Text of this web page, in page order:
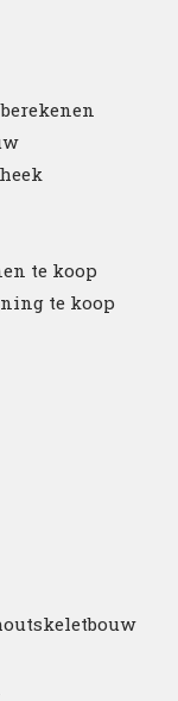
te koop
te koop